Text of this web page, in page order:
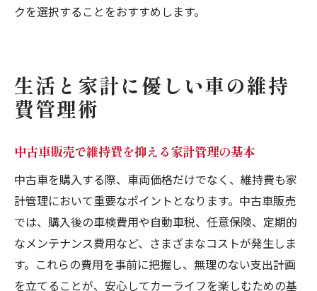
クを選択することをおすすめします。
生活と家計に優しい車の維持
費管理術
中古車販売で維持費を抑える家計管理の基本
中古車を購入する際、車両価格だけでなく、維持費も家
計管理において重要なポイントとなります。中古車販売
では、購入後の車検費用や自動車税、任意保険、定期的
なメンテナンス費用など、さまざまなコストが発生しま
す。これらの費用を事前に把握し、無理のない支出計画
を立てることが、安心してカーライフを楽しむための基